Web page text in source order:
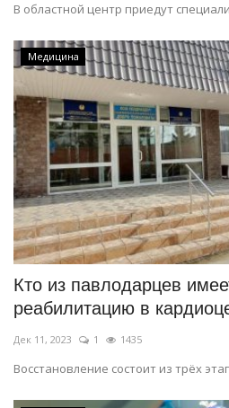
В областной центр приедут
Медицина
Кто из павлодарцев
реабилитацию в
Дек 11, 2023 1 1435
Восстановление состоит из трёх